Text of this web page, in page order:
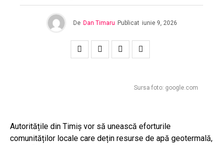
De Dan Timaru Publicat iunie 9, 2026
Sursa foto: google.com
Autoritățile din Timiș vor să unească eforturile
comunităților locale care dețin resurse de apă geotermală,